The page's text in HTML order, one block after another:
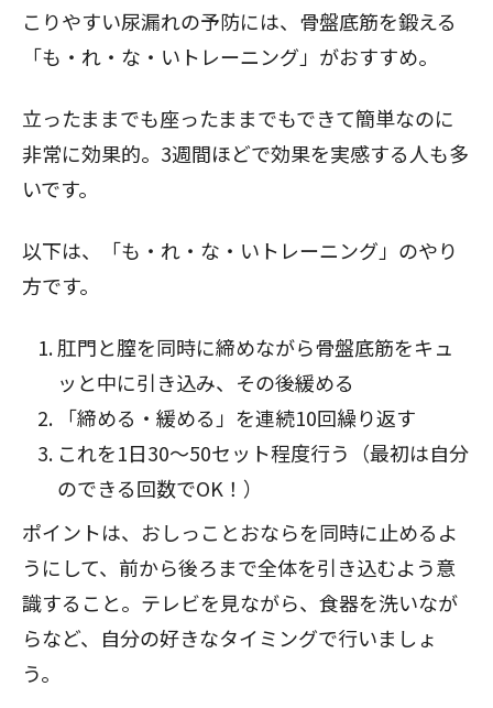
こりやすい尿漏れの予防には、骨盤底筋を鍛える
「も・れ・な・いトレーニング」がおすすめ。
立ったままでも座ったままでもできて簡単なのに
非常に効果的。3週間ほどで効果を実感する人も多
いです。
以下は、「も・れ・な・いトレーニング」のやり
方です。
肛門と膣を同時に締めながら骨盤底筋をキュ
ッと中に引き込み、その後緩める
「締める・緩める」を連続10回繰り返す
これを1日30〜50セット程度行う（最初は自分
のできる回数でOK！）
ポイントは、おしっことおならを同時に止めるよ
うにして、前から後ろまで全体を引き込むよう意
識すること。テレビを見ながら、食器を洗いなが
らなど、自分の好きなタイミングで行いましょ
う。